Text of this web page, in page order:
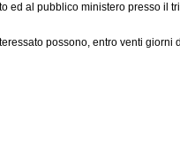
al pubblico ministero presso il
possono, entro venti giorni